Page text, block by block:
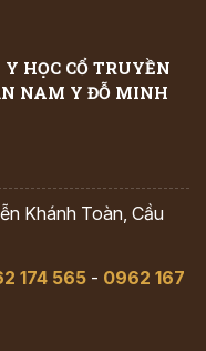
HỌC CỔ TRUYỀN
NAM Y ĐỖ MINH
Khánh Toàn, Cầu
174 565 - 0962 167